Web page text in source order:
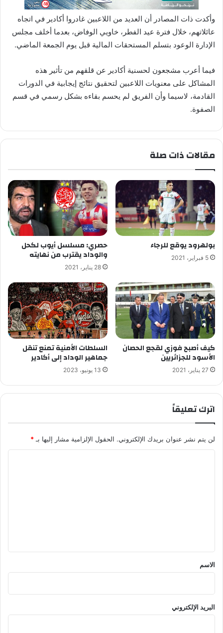
وأكدت ذات المصادر أن العديد من اللاعبين غادروا أكادير في اتجاه
عائلاتهم، خلال فترة عيد الفطر، خاويي الوفاض، بعدما أخلف مجلس
الإدارة الوعود بتسلم المستحقات المالية قبل يوم الجمعة الماضي.
فيما أعرب مشجعون لحسنية أكادير عن قلقهم من تأثير هذه
المشاكل على معنويات اللاعبين لتحقيق نتائج إيجابية في الدورات
القادمة، لاسيما وأن الفريق لم يحسم بقاءه بشكل رسمي في قسم
الصفوة.
مقالات ذات صلة
بولهرود يوقع للرجاء
5 فبراير، 2021
حصري: مسلسل أيوب لكحل
والوداد يقترب من نهايته
28 يناير، 2021
كيف أصبح فوزي لقجع الحصان
الأسود للجزائريين
27 يناير، 2021
السلطات الأمنية تمنع تنقل
جماهير الوداد إلى أكادير
13 يونيو، 2023
اترك تعليقاً
لن يتم نشر عنوان بريدك الإلكتروني. الحقول الإلزامية مشار إليها بـ*
*
الاسم
البريد الإلكتروني